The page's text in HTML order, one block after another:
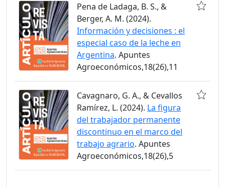
Pena de Ladaga, B. S., &
Berger, A. M. (2024).
Información y decisiones : el
especial caso de la leche en
Argentina. Apuntes
Agroeconómicos,18(26),11
Cavagnaro, G. A., & Cevallos
Ramírez, L. (2024). La figura
del trabajador permanente
discontinuo en el marco del
trabajo agrario. Apuntes
Agroeconómicos,18(26),5